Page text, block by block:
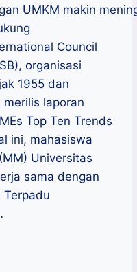
UMKM makin
Council
organisasi
1955 dan
laporan
Top Ten Trends
ini, mahasiswa
Universitas
sama dengan
Terpadu